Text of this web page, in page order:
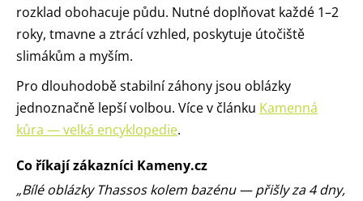
rozklad obohacuje půdu. Nutné doplňovat každé 1–2
roky, tmavne a ztrácí vzhled, poskytuje útočiště
slimákům a myším.
Pro dlouhodobě stabilní záhony jsou oblázky
jednoznačně lepší volbou. Více v článku Kamenná
kůra — velká encyklopedie.
Co říkají zákazníci Kameny.cz
„Bílé oblázky Thassos kolem bazénu — přišly za 4 dny,